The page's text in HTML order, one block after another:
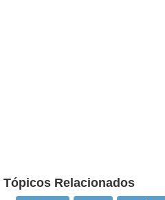
Tópicos Relacionados